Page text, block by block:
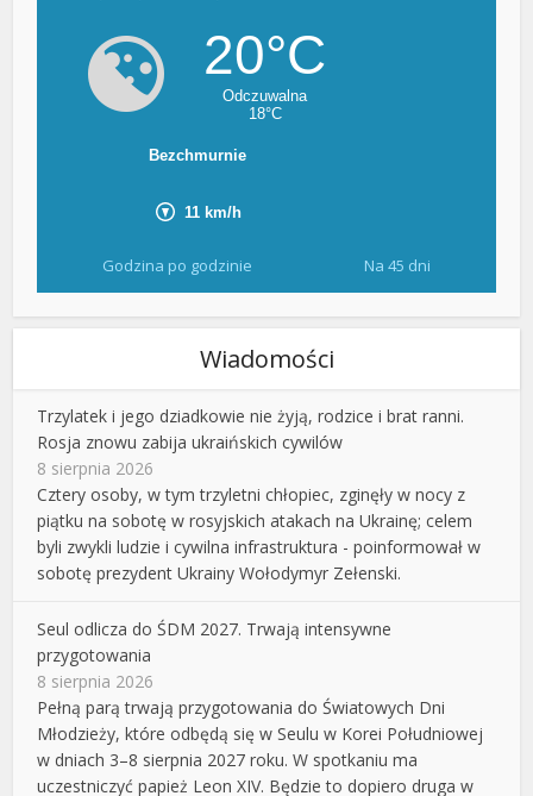
Godzina po godzinie Na 45 dni
Wiadomości
Trzylatek i jego dziadkowie nie żyją, rodzice i brat ranni.
Rosja znowu zabija ukraińskich cywilów
8 sierpnia 2026
Cztery osoby, w tym trzyletni chłopiec, zginęły w nocy z
piątku na sobotę w rosyjskich atakach na Ukrainę; celem
byli zwykli ludzie i cywilna infrastruktura - poinformował w
sobotę prezydent Ukrainy Wołodymyr Zełenski.
Seul odlicza do ŚDM 2027. Trwają intensywne
przygotowania
8 sierpnia 2026
Pełną parą trwają przygotowania do Światowych Dni
Młodzieży, które odbędą się w Seulu w Korei Południowej
w dniach 3–8 sierpnia 2027 roku. W spotkaniu ma
uczestniczyć papież Leon XIV. Będzie to dopiero druga w